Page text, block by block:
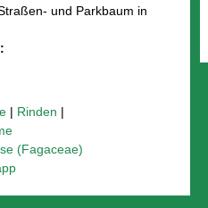
und Parkbaum in
| Rinden |
(Fagaceae)